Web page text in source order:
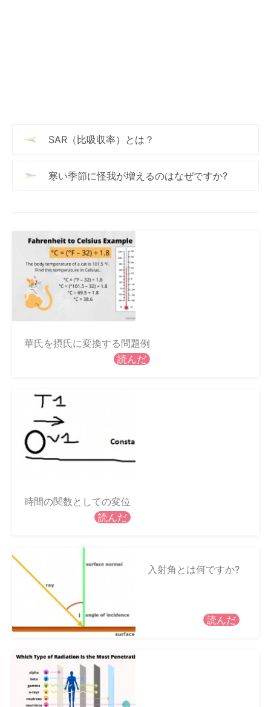
SAR（比吸収率）とは？
寒い季節に怪我が増えるのはなぜですか?
華氏を摂氏に変換する問題例
読んだ
時間の関数としての変位
読んだ
入射角とは何ですか?
読んだ